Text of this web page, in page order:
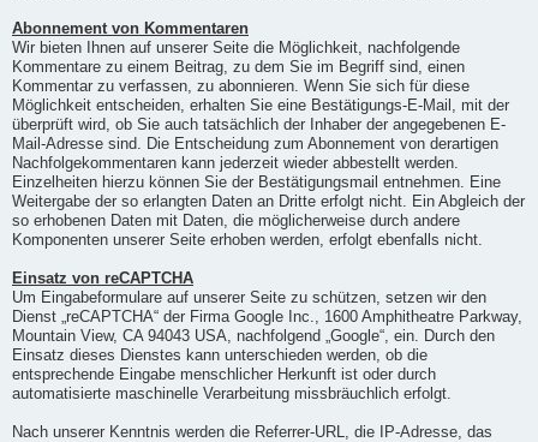
Abonnement von Kommentaren
Wir bieten Ihnen auf unserer Seite die Möglichkeit, nachfolgende
Kommentare zu einem Beitrag, zu dem Sie im Begriff sind, einen
Kommentar zu verfassen, zu abonnieren. Wenn Sie sich für diese
Möglichkeit entscheiden, erhalten Sie eine Bestätigungs-E-Mail, mit der
überprüft wird, ob Sie auch tatsächlich der Inhaber der angegebenen E-
Mail-Adresse sind. Die Entscheidung zum Abonnement von derartigen
Nachfolgekommentaren kann jederzeit wieder abbestellt werden.
Einzelheiten hierzu können Sie der Bestätigungsmail entnehmen. Eine
Weitergabe der so erlangten Daten an Dritte erfolgt nicht. Ein Abgleich der
so erhobenen Daten mit Daten, die möglicherweise durch andere
Komponenten unserer Seite erhoben werden, erfolgt ebenfalls nicht.
Einsatz von reCAPTCHA
Um Eingabeformulare auf unserer Seite zu schützen, setzen wir den
Dienst „reCAPTCHA“ der Firma Google Inc., 1600 Amphitheatre Parkway,
Mountain View, CA 94043 USA, nachfolgend „Google“, ein. Durch den
Einsatz dieses Dienstes kann unterschieden werden, ob die
entsprechende Eingabe menschlicher Herkunft ist oder durch
automatisierte maschinelle Verarbeitung missbräuchlich erfolgt.
Nach unserer Kenntnis werden die Referrer-URL, die IP-Adresse, das